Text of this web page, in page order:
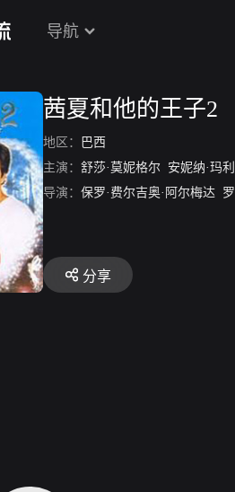
导航
茜夏和他的王子2
地区： 巴西
主演： 舒莎·莫妮格尔 安妮纳·玛利亚·布拉格
导演： 保罗·费尔吉奥·阿尔梅达 罗热里奥·戈麦斯
分享